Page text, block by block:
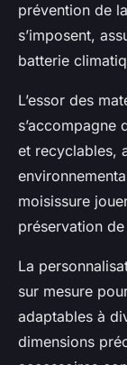
prévention de
s’imposent,
batterie
L’essor des
s’accompagne
et recyclables,
moisissure
préservation
La
sur mesure
adaptables à
dimensions